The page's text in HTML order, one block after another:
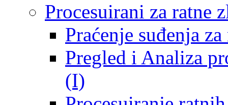
Procesuirani za ratne
Praćenje suđenja
Pregled i Analiza
(I)